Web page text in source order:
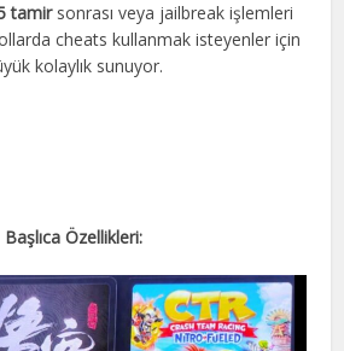
tamirsonrası veya jailbreak işlemleri
cheats kullanmak isteyenler için
kolaylık sunuyor.
Başlıca Özellikleri: